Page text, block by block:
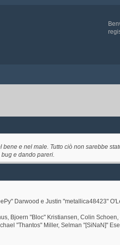
e nel male. Tutto ciò non sarebbe
e dando pareri.
Darwood e Justin "metallica48423"
Bjoern "Bloc" Kristiansen, Colin
"Thantos" Miller, Selman "[SiNaN]"